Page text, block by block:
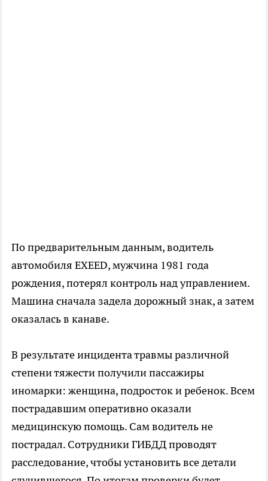
По предварительным данным, водитель
автомобиля EXEED, мужчина 1981 года
рождения, потерял контроль над управлением.
Машина сначала задела дорожный знак, а затем
оказалась в канаве.
В результате инцидента травмы различной
степени тяжести получили пассажиры
иномарки: женщина, подросток и ребенок. Всем
пострадавшим оперативно оказали
медицинскую помощь. Сам водитель не
пострадал. Сотрудники ГИБДД проводят
расследование, чтобы установить все детали